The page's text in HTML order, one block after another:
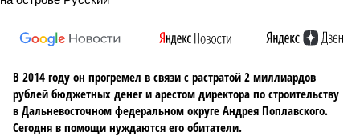
В 2014 году он прогремел в связи с растратой 2 миллиардов
рублей бюджетных денег и арестом директора по строительству
в Дальневосточном федеральном округе Андрея Поплавского.
Сегодня в помощи нуждаются его обитатели.